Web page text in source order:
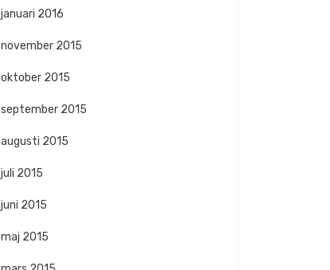
januari 2016
november 2015
oktober 2015
september 2015
augusti 2015
juli 2015
juni 2015
maj 2015